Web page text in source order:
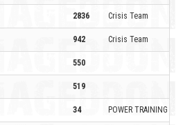
2836 Crisis Team
942 Crisis Team
550
519
34 POWER TRAINING